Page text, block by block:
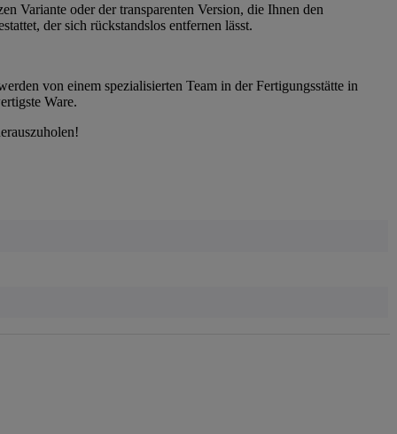
Variante oder der transparenten Version, die Ihnen den
der sich rückstandslos entfernen lässt.
von einem spezialisierten Team in der Fertigungsstätte in
Ware.